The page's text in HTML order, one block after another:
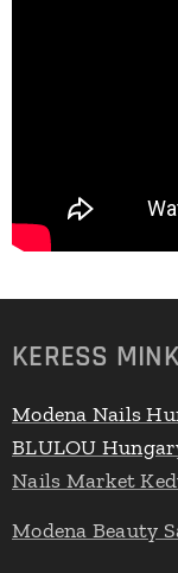
KERESS
Modena Nails
BLULOU
Nails Market
Modena Beauty